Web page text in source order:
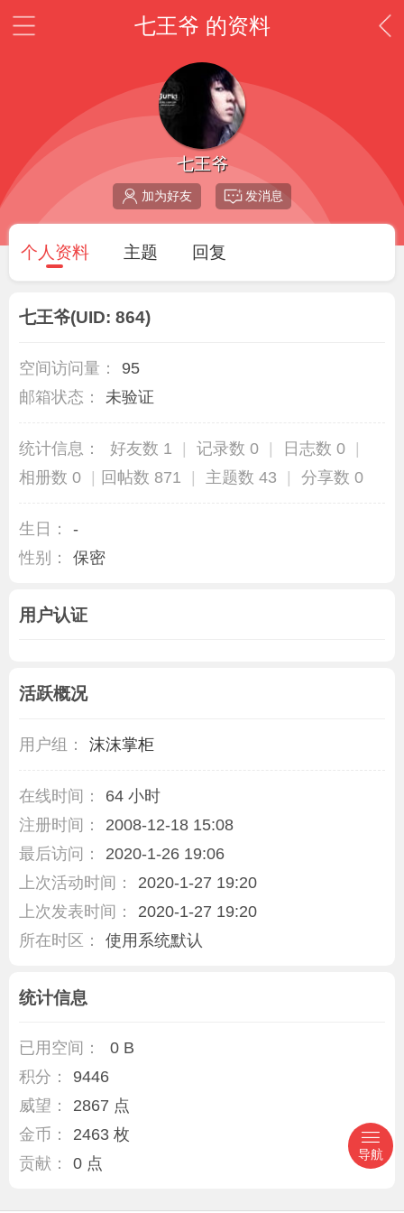
七王爷 的资料
七王爷
加为好友 发消息
个人资料 主题 回复
七王爷(UID: 864)
空间访问量：
95
邮箱状态：
未验证
统计信息： 好友数 1 | 记录数 0 | 日志数 0
|
相册数 0
| 回帖数 871 | 主题数 43 | 分享数 0
生日：
-
性别：
保密
用户认证
活跃概况
用户组： 沫沫掌柜
在线时间：
64 小时
注册时间：
2008-12-18 15:08
最后访问：
2020-1-26 19:06
上次活动时间：
2020-1-27 19:20
上次发表时间：
2020-1-27 19:20
所在时区：
使用系统默认
统计信息
已用空间：
0 B
积分：
9446
威望：
2867 点
金币：
2463 枚
贡献：
0 点
导航